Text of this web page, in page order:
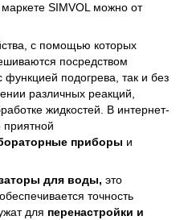
маркете SIMVOL можно от
с помощью которых
посредством
функцией подогрева, так и без
различных реакций,
жидкостей. В интернет-
приятной
приборы и
для воды, это
точность
для перенастройки и